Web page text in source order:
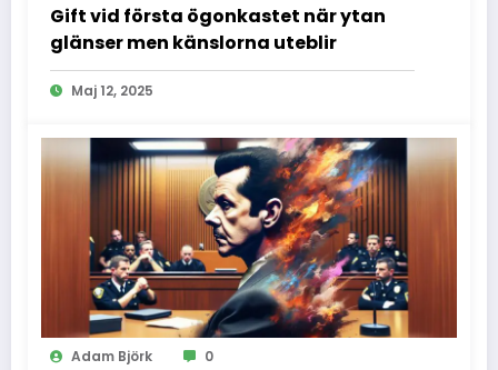
Gift vid första ögonkastet när ytan
glänser men känslorna uteblir
Maj 12, 2025
Adam Björk 0